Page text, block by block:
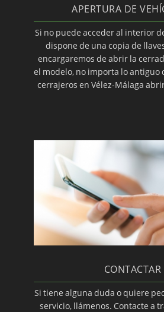
APERTURA DE
Si no puede acceder al interior
dispone de una copia de
encargaremos de abrir la
el modelo, no importa lo antiguo
cerrajeros en Vélez-Málaga
CONTACTAR
Si tiene alguna duda o quiere
servicio, llámenos. Contacte a